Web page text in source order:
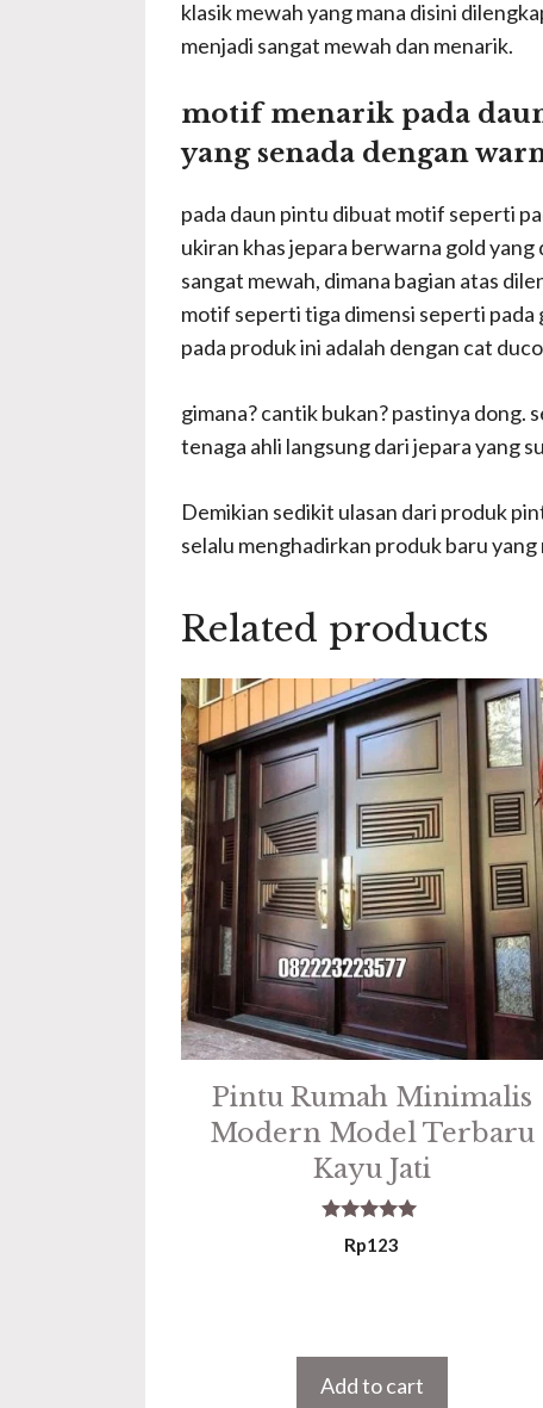
klasik mewah yang mana disini
menjadi sangat mewah dan menarik.
motif menarik pada
yang senada dengan
pada daun pintu dibuat motif seperti
ukiran khas jepara berwarna gold
sangat mewah, dimana bagian atas
motif seperti tiga dimensi seperti pada
pada produk ini adalah dengan cat
gimana? cantik bukan? pastinya dong.
tenaga ahli langsung dari jepara yang
Demikian sedikit ulasan dari produk
selalu menghadirkan produk baru
Related products
Pintu Rumah Minimalis
Modern Model Terbaru
Kayu Jati
5.00
out of 5
Rp123
Add to cart